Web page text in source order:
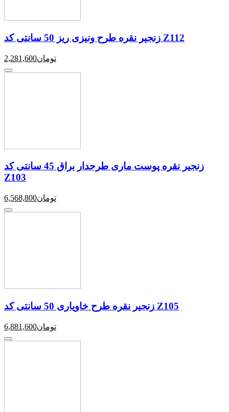
زنجیر نقره طرح ونیزی ریز 50 سانتی کد Z112
2,281,600تومان
زنجیر نقره پوست ماری طرحدار براق 45 سانتی کد
Z103
6,568,800تومان
زنجیر نقره طرح خاویاری 50 سانتی کد Z105
6,881,600تومان